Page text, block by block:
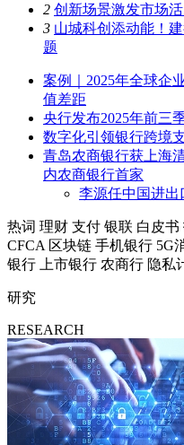
2 创新场景激发市场
3 山城科创添动能！
题
案例｜2025年全球企
值差距
央行发布2025年前三
数字化引领银行跨境
青岛农商银行获上海
内农商银行首家
李源任中国进
热词 理财 支付 银联 白皮书
CFCA 区块链 手机银行 5G
银行
上市银行 农商行 隐私
研究
RESEARCH